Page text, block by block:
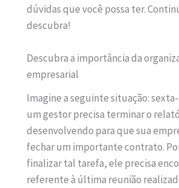
dúvidas que você possa ter.
descubra!
Descubra a importância da
empresarial
Imagine a seguinte situação:
um gestor precisa terminar o
desenvolvendo para que sua
fechar um importante contrato.
finalizar tal tarefa, ele precisa
referente à última reunião